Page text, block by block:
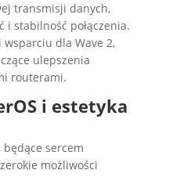
transmisji danych,
i stabilność połączenia.
dla Wave 2,
ulepszenia
routerami.
i estetyka
sercem
możliwości